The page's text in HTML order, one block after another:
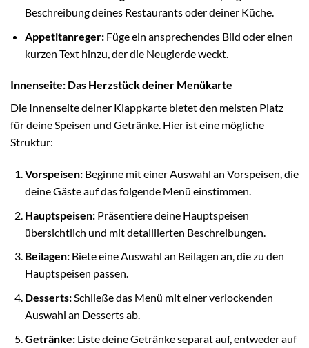
Beschreibung deines Restaurants oder deiner Küche.
Appetitanreger:Füge ein ansprechendes Bild oder einen
kurzen Text hinzu, der die Neugierde weckt.
Innenseite: Das Herzstück deiner Menükarte
Die Innenseite deiner Klappkarte bietet den meisten Platz
für deine Speisen und Getränke. Hier ist eine mögliche
Struktur:
Vorspeisen:Beginne mit einer Auswahl an Vorspeisen, die
deine Gäste auf das folgende Menü einstimmen.
Hauptspeisen:Präsentiere deine Hauptspeisen
übersichtlich und mit detaillierten Beschreibungen.
Beilagen:Biete eine Auswahl an Beilagen an, die zu den
Hauptspeisen passen.
Desserts:Schließe das Menü mit einer verlockenden
Auswahl an Desserts ab.
Getränke:Liste deine Getränke separat auf, entweder auf